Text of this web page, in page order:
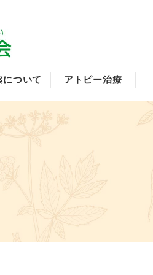
魅力
について アトピー治療
て
症・膠原病
沢内科医院のみ）
ック大阪